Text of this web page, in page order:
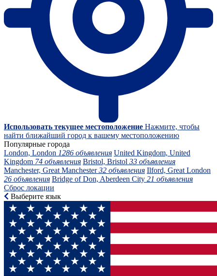
Использовать текущее местоположение Нажмите, чтобы
найти ближайший город к вашему местоположению
Популярные города
London, London 1286 объявления United Kingdom, United
Kingdom 74 объявления Bristol, Bristol 33 объявления
Manchester, Great Manchester32 объявления Ilford, Great London
26 объявления Bridge of Don, Aberdeen City 21 объявления
Сброс локации
Выберите язык